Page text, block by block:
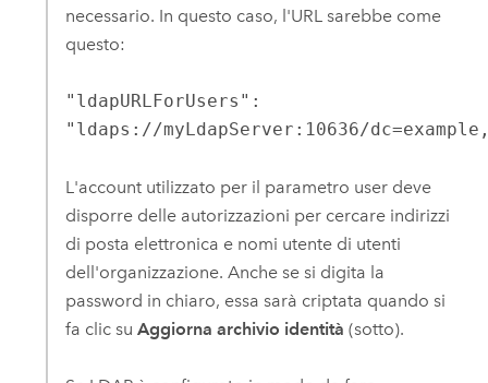
necessario. In questo caso, l'URL sarebbe come
questo:
"ldapURLForUsers":
"ldaps://myLdapServer:10636/
L'account utilizzato per il parametro user deve
disporre delle autorizzazioni per cercare indirizzi
di posta elettronica e nomi utente di utenti
dell'organizzazione. Anche se si digita la
password in chiaro, essa sarà criptata quando si
fa clic su Aggiorna archivio identità (sotto).